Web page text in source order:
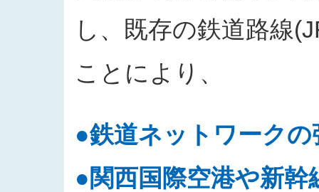
し、既存の鉄道路線
ことにより、
●鉄道ネットワークの
●関西国際空港や新